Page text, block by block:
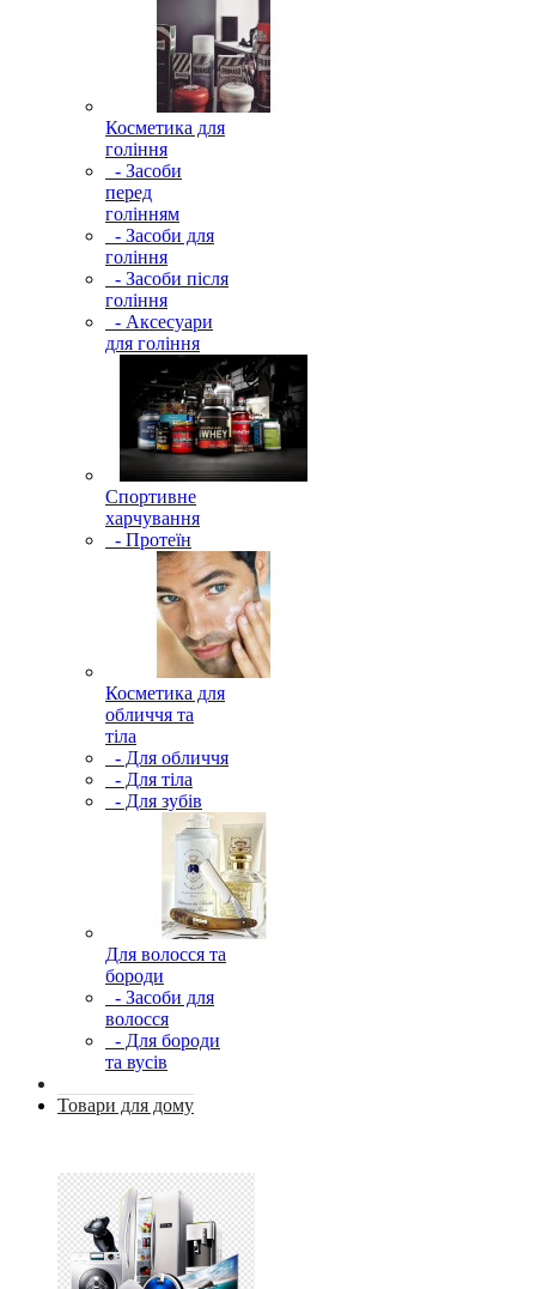
Косметика для
гоління
- Засоби
перед
голінням
- Засоби для
гоління
- Засоби після
гоління
- Аксесуари
для гоління
Спортивне
харчування
- Протеїн
Косметика для
обличчя та
тіла
- Для обличчя
- Для тіла
- Для зубів
Для волосся та
бороди
- Засоби для
волосся
- Для бороди
та вусів
Товари для дому